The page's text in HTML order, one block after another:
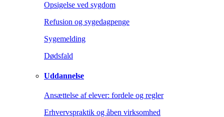
Opsigelse ved sygdom
Refusion og sygedagpenge
Sygemelding
Dødsfald
Uddannelse
Ansættelse af elever: fordele og regler
Erhvervspraktik og åben virksomhed